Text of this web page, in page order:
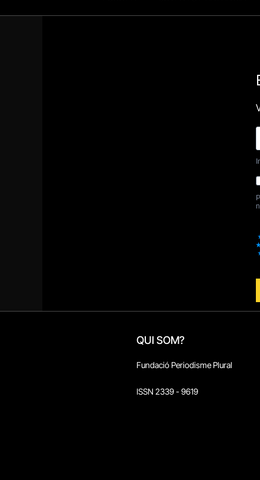
QUI SOM?
Fundació Periodisme Plural
ISSN 2339 - 9619